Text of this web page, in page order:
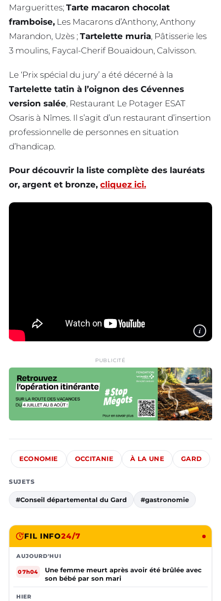
Marguerittes; Tarte macaron chocolat
framboise, Les Macarons d’Anthony, Anthony
Marandon, Uzès ; Tartelette muria, Pâtisserie les
3 moulins, Faycal-Cherif Bouaidoun, Calvisson.
Le ‘Prix spécial du jury’ a été décerné à la
Tartelette tatin à l’oignon des Cévennes
version salée, Restaurant Le Potager ESAT
Osaris à Nîmes. Il s’agit d’un restaurant d’insertion
professionnelle de personnes en situation
d’handicap.
Pour découvrir la liste complète des lauréats
or, argent et bronze, cliquez ici.
i
PUBLICITÉ
ECONOMIE OCCITANIE À LA UNE GARD
SUJETS
#Conseil départemental du Gard #gastronomie
FIL INFO24/7
AUJOURD'HUI
07h04
Une femme meurt après avoir été brûlée avec
son bébé par son mari
HIER